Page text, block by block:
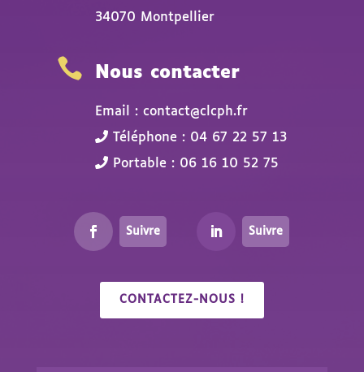
34070 Montpellier
 Nous contacter
Email : contact@clcph.fr
Téléphone : 04 67 22 57 13
Portable : 06 16 10 52 75
Suivre Suivre
CONTACTEZ-NOUS !